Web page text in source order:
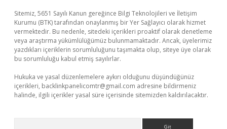
Sitemiz, 5651 Sayılı Kanun gereğince Bilgi Teknolojileri ve İletişim
Kurumu (BTK) tarafından onaylanmış bir Yer Sağlayıcı olarak hizmet
vermektedir. Bu nedenle, sitedeki içerikleri proaktif olarak denetleme
veya araştırma yükümlülüğümüz bulunmamaktadır. Ancak, üyelerimiz
yazdıkları içeriklerin sorumluluğunu taşımakta olup, siteye üye olarak
bu sorumluluğu kabul etmiş sayılırlar.
Hukuka ve yasal düzenlemelere aykırı olduğunu düşündüğünüz
içerikleri, backlinkpanelicomtr@gmail.com adresine bildirmeniz
halinde, ilgili içerikler yasal süre içerisinde sitemizden kaldırılacaktır.